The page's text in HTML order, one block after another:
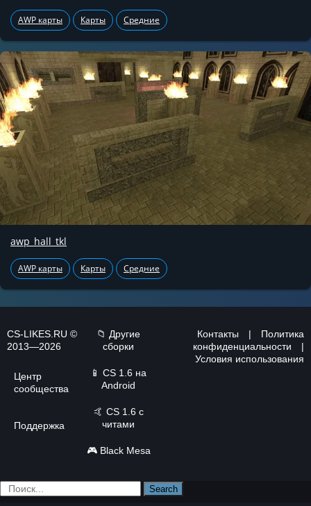
AWP карты Карты Средние
awp_hall_tkl
AWP карты Карты Средние
CS-LIKES.RU ©
2013—2026
Центр
сообщества
Поддержка
📁 Другие
сборки
📱 CS 1.6 на
Android
🤙 CS 1.6 с
читами
🎮 Black Mesa
Контакты |
Политика
конфиденциальности
|
Условия использования
Search